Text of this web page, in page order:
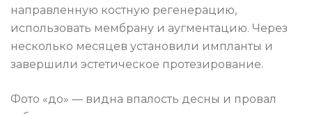
направленную костную регенерацию,
использовать мембрану и аугментацию. Через
несколько месяцев установили импланты и
завершили эстетическое протезирование.
Фото «до» — видна впалость десны и провал